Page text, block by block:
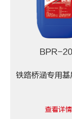
BPR-
铁路桥涵专用基
查看详情